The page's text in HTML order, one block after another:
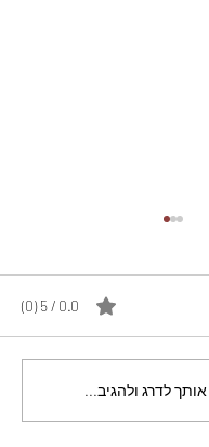
עוגת מייפל
וקלה - זיוה
0.0 / 5 ‏(0)
לדרג ולהגיב...